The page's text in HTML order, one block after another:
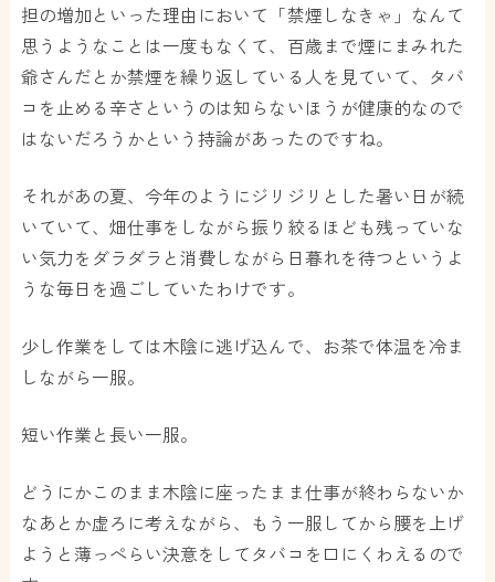
担の増加といった理由において「禁煙しなきゃ」なんて
思うようなことは一度もなくて、百歳まで煙にまみれた
爺さんだとか禁煙を繰り返している人を見ていて、タバ
コを止める辛さというのは知らないほうが健康的なので
はないだろうかという持論があったのですね。
それがあの夏、今年のようにジリジリとした暑い日が続
いていて、畑仕事をしながら振り絞るほども残っていな
い気力をダラダラと消費しながら日暮れを待つというよ
うな毎日を過ごしていたわけです。
少し作業をしては木陰に逃げ込んで、お茶で体温を冷ま
しながら一服。
短い作業と長い一服。
どうにかこのまま木陰に座ったまま仕事が終わらないか
なあとか虚ろに考えながら、もう一服してから腰を上げ
ようと薄っぺらい決意をしてタバコを口にくわえるので